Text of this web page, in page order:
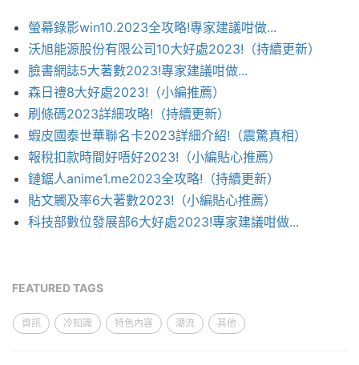
螢幕錄影win10.2023全攻略!專家建議咁做...
沃旭能源股份有限公司10大好處2023!（持續更新）
臉書網誌5大著數2023!專家建議咁做...
森日禮8大好處2023!（小編推薦）
刷條碼2023詳細攻略!（持續更新）
蝦皮國泰世華聯名卡2023詳細介紹!（震驚真相）
報稅扣款時間好唔好2023!（小編貼心推薦）
鏈鋸人anime1.me2023全攻略!（持續更新）
貼文觸及率6大著數2023!（小編貼心推薦）
科技部數位發展部6大好處2023!專家建議咁做...
FEATURED TAGS
資訊 冷知識 特色內容 潮流 其他